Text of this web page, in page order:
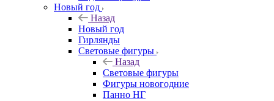
Новый год
Назад
Новый год
Гирлянды
Световые фигуры
Назад
Световые фигуры
Фигуры новогодние
Панно НГ